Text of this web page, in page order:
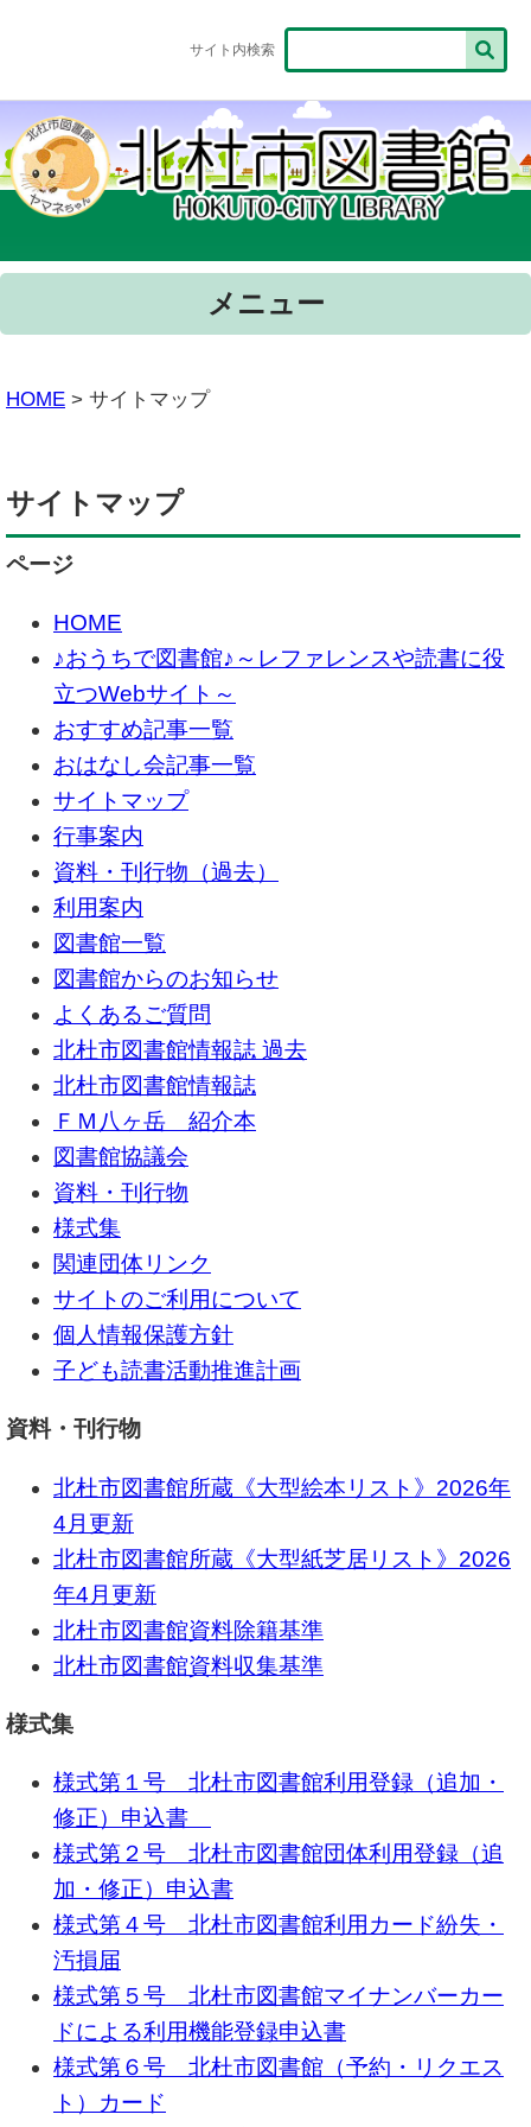
サイト内検索
メニュー
HOME > サイトマップ
サイトマップ
ページ
HOME
♪おうちで図書館♪～レファレンスや読書に役
立つWebサイト～
おすすめ記事一覧
おはなし会記事一覧
サイトマップ
行事案内
資料・刊行物（過去）
利用案内
図書館一覧
図書館からのお知らせ
よくあるご質問
北杜市図書館情報誌 過去
北杜市図書館情報誌
ＦＭ八ヶ岳 紹介本
図書館協議会
資料・刊行物
様式集
関連団体リンク
サイトのご利用について
個人情報保護方針
子ども読書活動推進計画
資料・刊行物
北杜市図書館所蔵《大型絵本リスト》2026年
4月更新
北杜市図書館所蔵《大型紙芝居リスト》2026
年4月更新
北杜市図書館資料除籍基準
北杜市図書館資料収集基準
様式集
様式第１号 北杜市図書館利用登録（追加・
修正）申込書
様式第２号 北杜市図書館団体利用登録（追
加・修正）申込書
様式第４号 北杜市図書館利用カード紛失・
汚損届
様式第５号 北杜市図書館マイナンバーカー
ドによる利用機能登録申込書
様式第６号 北杜市図書館（予約・リクエス
ト）カード